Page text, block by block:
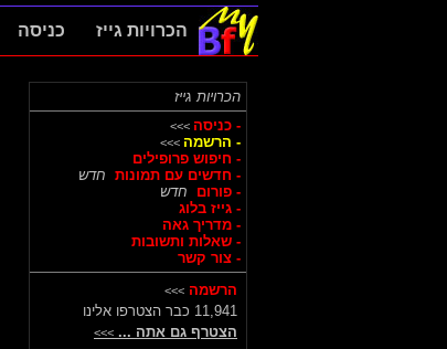
הכרויות גייז כניסה
הכרויות גייז
- כניסה >>>
- הרשמה >>>
- חיפוש פרופילים
- חדשים עם תמונות חדש
- פורום
חדש
- גייז בלוג
- מדריך גאה
- שאלות ותשובות
- צור קשר
הרשמה >>>
11,941 כבר הצטרפו אלינו
הצטרף גם אתה ... >>>